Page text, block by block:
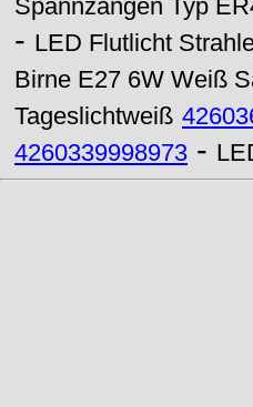
Spannzangen Typ
- LED Flutlicht
Birne E27 6W Weiß
Tageslichtweiß
4260339998973 -